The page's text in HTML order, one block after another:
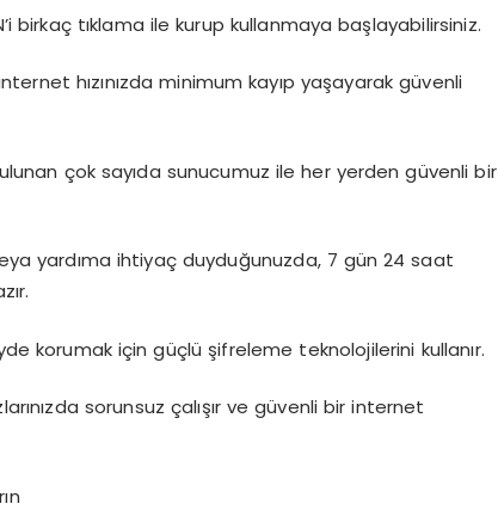
birkaç tıklama ile kurup kullanmaya başlayabilirsiniz.
hızınızda minimum kayıp yaşayarak güvenli
çok sayıda sunucumuz ile her yerden güvenli bir
yardıma ihtiyaç duyduğunuzda, 7 gün 24 saat
korumak için güçlü şifreleme teknolojilerini kullanır.
sorunsuz çalışır ve güvenli bir internet